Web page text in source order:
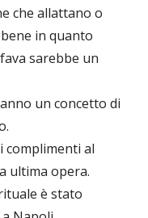
che allattano o
in quanto
sarebbe un
un concetto di
complimenti al
ultima opera.
è stato